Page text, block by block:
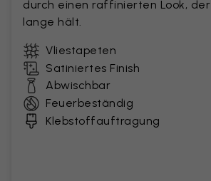
durch einen raffinierten Look, der
lange hält.
Vliestapeten
Satiniertes Finish
Abwischbar
Feuerbeständig
Klebstoffauftragung